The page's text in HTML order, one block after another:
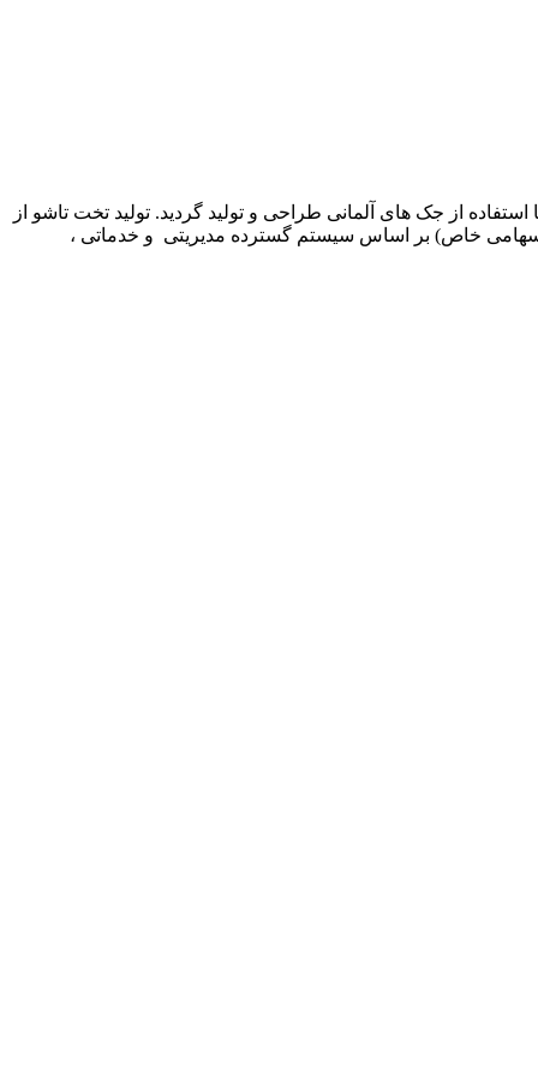
مدیریت شرکت کم جا چوب ارائه شد و در سال 1369 اولین نمونه این محصول با استفاده از جک های آلمانی طراحی و تولید گردید. تولید تخت تاشو از
ادامه یافت. در سال 1378 شرکت تولیدی بازرگانی کمجاچوب (سهامی خاص) بر اساس سیستم گسترده مدیریتی و خدماتی ،